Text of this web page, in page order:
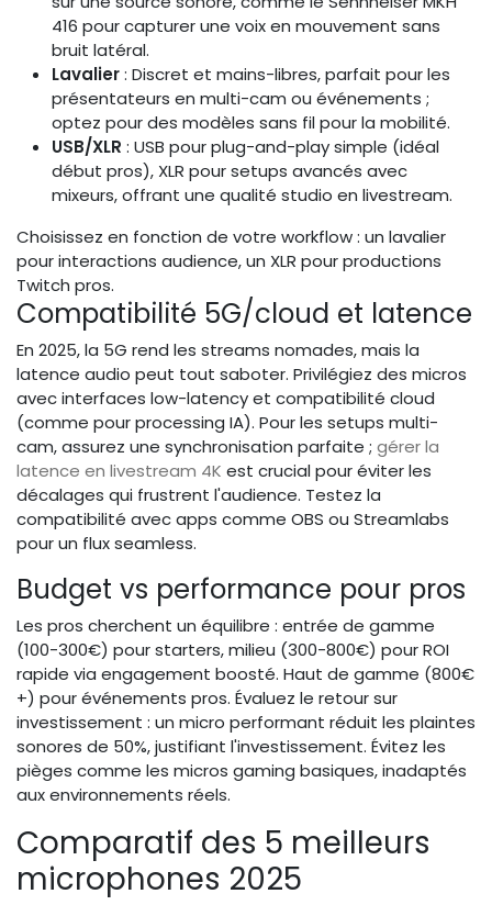
416 pour capturer une voix en mouvement sans
bruit latéral.
Lavalier: Discret et mains-libres, parfait pour les
présentateurs en multi-cam ou événements ;
optez pour des modèles sans fil pour la mobilité.
USB/XLR : USB pour plug-and-play simple (idéal
début pros), XLR pour setups avancés avec
mixeurs, offrant une qualité studio en livestream.
Choisissez en fonction de votre workflow : un lavalier
pour interactions audience, un XLR pour productions
Twitch pros.
Compatibilité 5G/cloud et latence
En 2025, la 5G rend les streams nomades, mais la
latence audio peut tout saboter. Privilégiez des micros
avec interfaces low-latency et compatibilité cloud
(comme pour processing IA). Pour les setups multi-
cam, assurez une synchronisation parfaite ; gérer la
latence en livestream 4K est crucial pour éviter les
décalages qui frustrent l'audience. Testez la
compatibilité avec apps comme OBS ou Streamlabs
pour un flux seamless.
Budget vs performance pour pros
Les pros cherchent un équilibre : entrée de gamme
(100-300€) pour starters, milieu (300-800€) pour ROI
rapide via engagement boosté. Haut de gamme (800€
+) pour événements pros. Évaluez le retour sur
investissement : un micro performant réduit les plaintes
sonores de 50%, justifiant l'investissement. Évitez les
pièges comme les micros gaming basiques, inadaptés
aux environnements réels.
Comparatif des 5 meilleurs
microphones 2025